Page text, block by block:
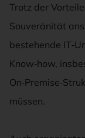
Trotz der
Souveränität
bestehende
Know‑how,
müssen.